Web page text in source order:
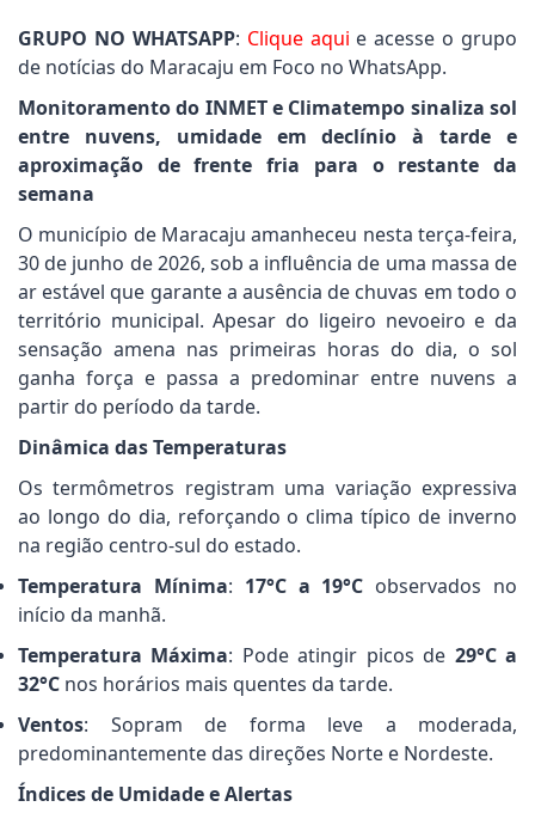
GRUPO NO WHATSAPP: Clique aqui e acesse o grupo
de notícias do Maracaju em Foco no WhatsApp.
Monitoramento do INMET e Climatempo sinaliza sol
entre nuvens, umidade em declínio à tarde e
aproximação de frente fria para o restante da
semana
O município de Maracaju amanheceu nesta terça-feira,
30 de junho de 2026, sob a influência de uma massa de
ar estável que garante a ausência de chuvas em todo o
território municipal. Apesar do ligeiro nevoeiro e da
sensação amena nas primeiras horas do dia, o sol
ganha força e passa a predominar entre nuvens a
partir do período da tarde.
Dinâmica das Temperaturas
Os termômetros registram uma variação expressiva
ao longo do dia, reforçando o clima típico de inverno
na região centro-sul do estado.
Temperatura Mínima: 17°C a 19°C observados no
início da manhã.
Temperatura Máxima: Pode atingir picos de 29°C a
32°C nos horários mais quentes da tarde.
Ventos: Sopram de forma leve a moderada,
predominantemente das direções Norte e Nordeste.
Índices de Umidade e Alertas